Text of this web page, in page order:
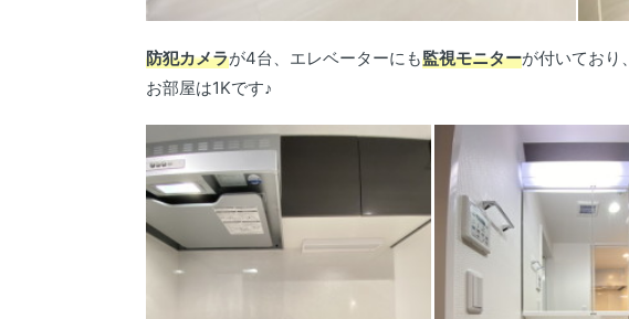
防犯カメラが4台、エレベーターにも監視モニターが付いており、
お部屋は1Kです♪